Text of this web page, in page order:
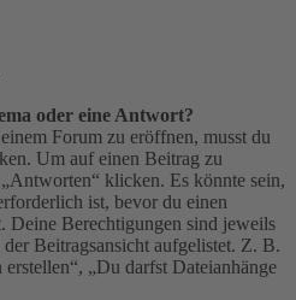
oder eine Antwort?
Forum zu eröffnen, musst du
Um auf einen Beitrag zu
klicken. Es könnte sein,
ist, bevor du einen
Deine Berechtigungen sind jeweils
Beitragsansicht aufgelistet. Z. B.
„Du darfst Dateianhänge